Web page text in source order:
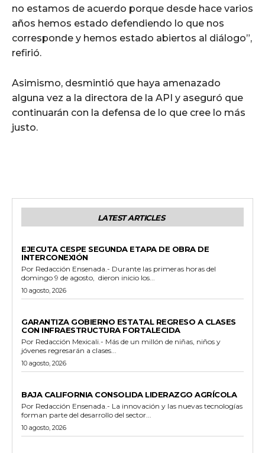
no estamos de acuerdo porque desde hace varios
años hemos estado defendiendo lo que nos
corresponde y hemos estado abiertos al diálogo”,
refirió.
Asimismo, desmintió que haya amenazado
alguna vez a la directora de la API y aseguró que
continuarán con la defensa de lo que cree lo más
justo.
LATEST ARTICLES
EJECUTA CESPE SEGUNDA ETAPA DE OBRA DE
INTERCONEXIÓN
Por Redacción Ensenada.- Durante las primeras horas del
domingo 9 de agosto, dieron inicio los...
10 agosto, 2026
GARANTIZA GOBIERNO ESTATAL REGRESO A CLASES
CON INFRAESTRUCTURA FORTALECIDA
Por Redacción Mexicali.- Más de un millón de niñas, niños y
jóvenes regresarán a clases...
10 agosto, 2026
BAJA CALIFORNIA CONSOLIDA LIDERAZGO AGRÍCOLA
Por Redacción Ensenada.- La innovación y las nuevas tecnologías
forman parte del desarrollo del sector...
10 agosto, 2026